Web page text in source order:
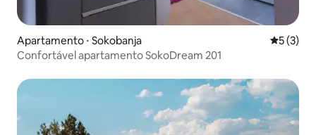
Apartamento ⋅ Sokobanja 5 de
5 (3)
Confortável apartamento SokoDream 201